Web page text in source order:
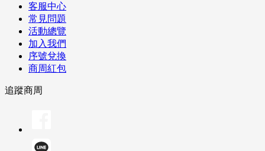
客服中心
常見問題
活動總覽
加入我們
序號兌換
商周紅包
追蹤商周